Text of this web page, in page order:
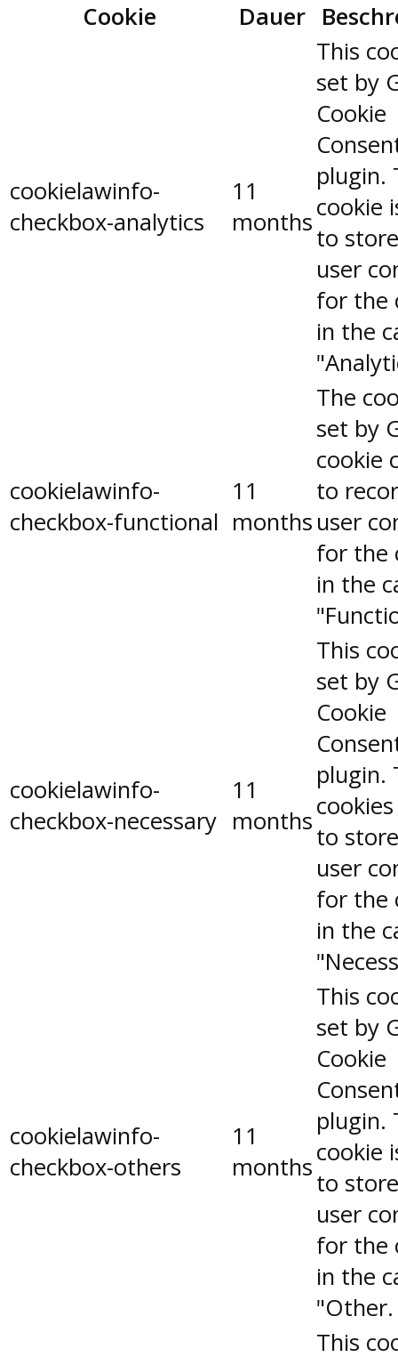
Cookie
Dauer
cookielawinfo-
checkbox-analytics
11
months
This
set by
Cookie
plugin.
cookie
to
user
for the
in the
cookielawinfo-
checkbox-functional
11
months
The
set by
cookie
to
user
for the
in the
cookielawinfo-
checkbox-necessary
11
months
This
set by
Cookie
plugin.
to
user
for the
in the
cookielawinfo-
checkbox-others
11
months
This
set by
Cookie
plugin.
cookie
to
user
for the
in the
"Other.
This